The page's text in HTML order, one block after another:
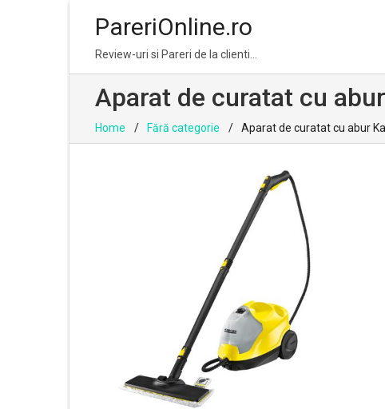
PareriOnline.ro
Review-uri si Pareri de la clienti…
Aparat de curatat cu
Home Fără categorie Aparat de curatat cu abur